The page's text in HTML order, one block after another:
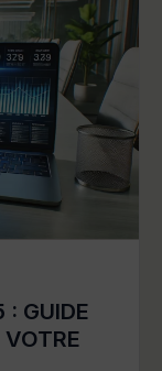
: GUIDE